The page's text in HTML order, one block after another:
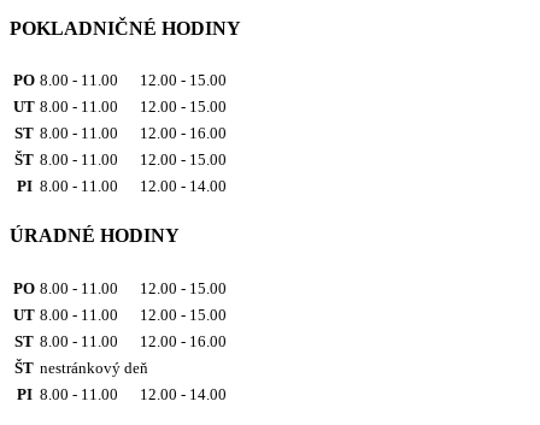
POKLADNIČNÉ HODINY
PO 8.00 - 11.00 12.00 - 15.00
UT 8.00 - 11.00 12.00 - 15.00
ST 8.00 - 11.00 12.00 - 16.00
ŠT 8.00 - 11.00 12.00 - 15.00
PI 8.00 - 11.00 12.00 - 14.00
ÚRADNÉ HODINY
PO 8.00 - 11.00 12.00 - 15.00
UT 8.00 - 11.00 12.00 - 15.00
ST 8.00 - 11.00 12.00 - 16.00
ŠT nestránkový deň
PI 8.00 - 11.00 12.00 - 14.00